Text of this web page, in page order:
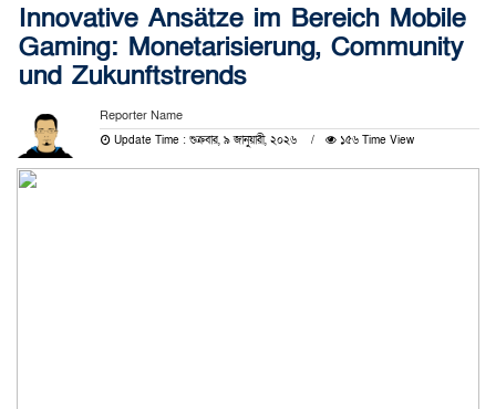
Innovative Ansätze im Bereich Mobile
Gaming: Monetarisierung, Community
und Zukunftstrends
Reporter Name
Update Time : শুক্রবার, ৯ জানুয়ারী, ২০২৬ ১৫৬ Time View